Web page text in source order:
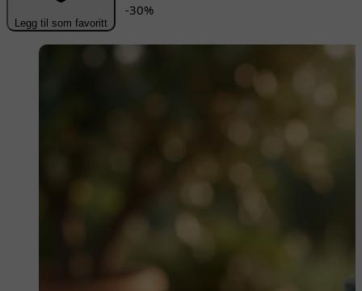
Legg til som favoritt
-30%